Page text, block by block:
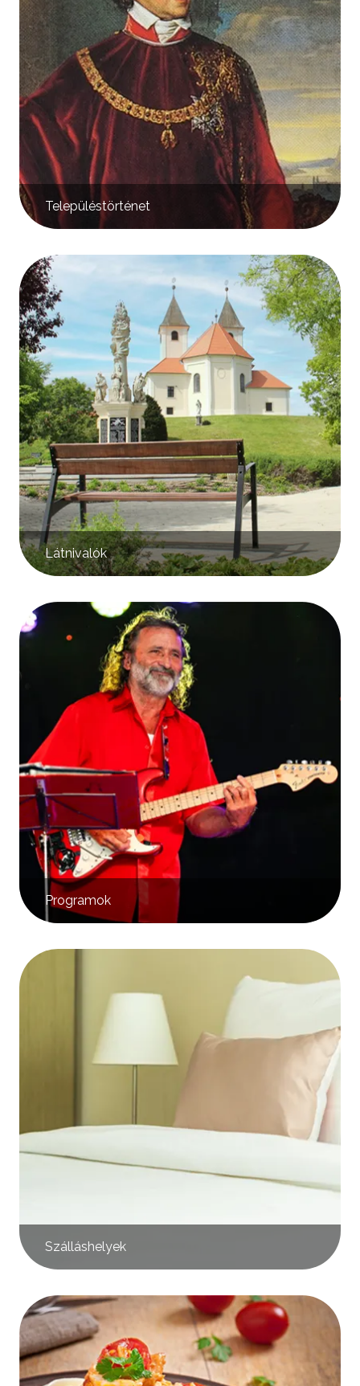
Településtörténet
Látnivalók
Kép
Programok
Kép
Szálláshelyek
Kép
Kép